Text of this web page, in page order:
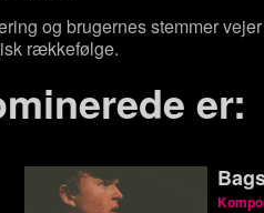
og brugernes stemmer
rækkefølge.
er: